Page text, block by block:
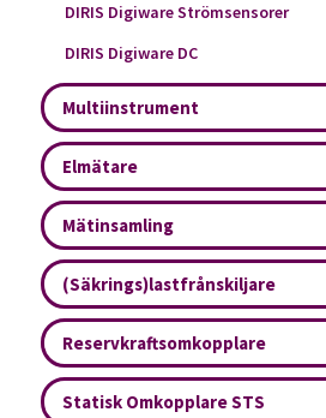
DIRIS Digiware Strömsensorer
DIRIS Digiware DC
Multiinstrument
Elmätare
Mätinsamling
(Säkrings)lastfrånskiljare
Reservkraftsomkopplare
Statisk Omkopplare STS